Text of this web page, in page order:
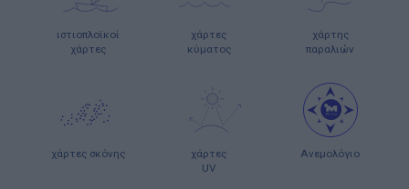
ιστιοπλοϊκοί
χάρτες
χάρτες
κύματος
χάρτης
παραλιών
χάρτες σκόνης
χάρτες
UV
Ανεμολόγιο